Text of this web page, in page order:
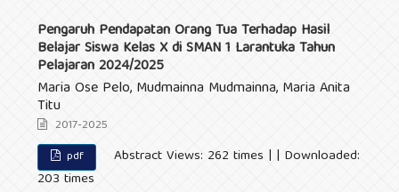
Pengaruh Pendapatan Orang Tua Terhadap Hasil
Belajar Siswa Kelas X di SMAN 1 Larantuka Tahun
Pelajaran 2024/2025
Maria Ose Pelo, Mudmainna Mudmainna, Maria Anita
Titu
2017-2025
pdf
Abstract Views: 262 times | | Downloaded:
203 times